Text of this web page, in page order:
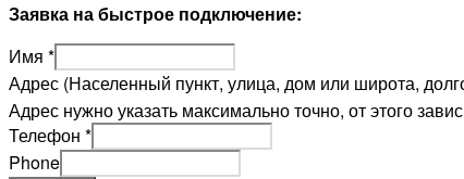
Заявка на быстрое подключение:
Имя *
Адрес (Населенный пункт, улица, дом или широта,
Адрес нужно указать максимально точно, от этого
Телефон *
Phone